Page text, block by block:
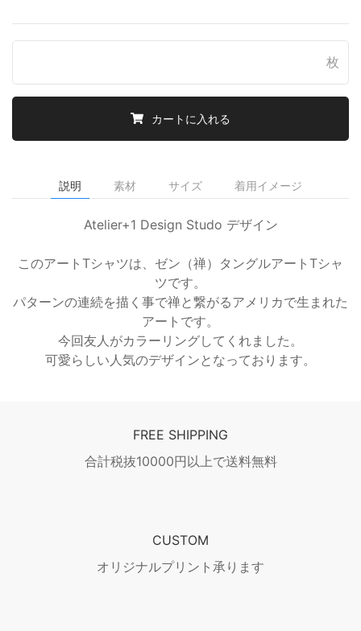
枚
カートに入れる
説明 素材 サイズ 着用イメージ
Atelier+1 Design Studo デザイン
このアートTシャツは、ゼン（禅）タングルアートTシャ
ツです。
パターンの連続を描く事で禅と繋がるアメリカで生まれた
アートです。
今回友人がカラーリングしてくれました。
可愛らしい人気のデザインとなっております。
FREE SHIPPING
合計税抜10000円以上で送料無料
CUSTOM
オリジナルプリント承ります